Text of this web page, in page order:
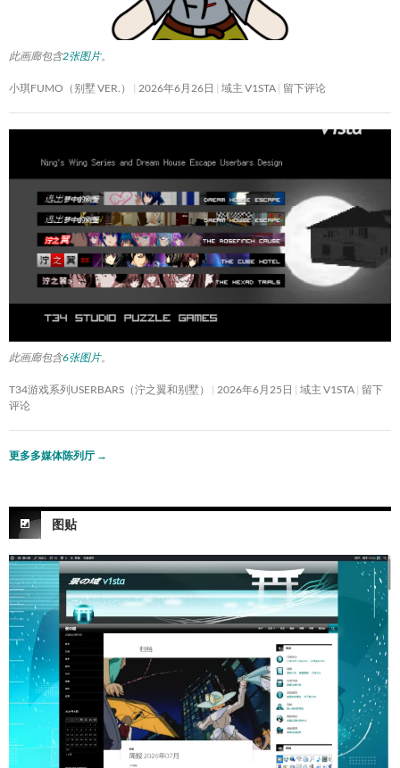
此画廊包含2张图片。
小琪FUMO（别墅 VER.） 2026年6月26日 域主 V1STA 留下评论
此画廊包含6张图片。
T34游戏系列USERBARS（泞之翼和别墅） 2026年6月25日 域主 V1STA 留下
评论
更多多媒体陈列厅 →
图贴